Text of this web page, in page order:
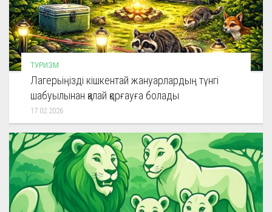
ТУРИЗМ
Лагерьіңізді кішкентай жануарлардың түнгі
шабуылынан қалай қорғауға болады
17.02.2026